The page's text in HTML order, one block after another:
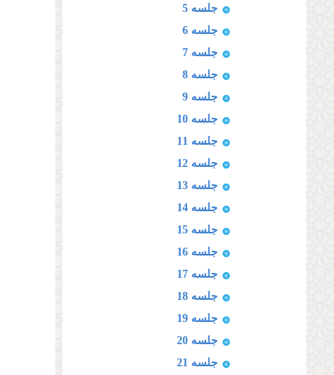
جلسه 5
جلسه 6
جلسه 7
جلسه 8
جلسه 9
جلسه 10
جلسه 11
جلسه 12
جلسه 13
جلسه 14
جلسه 15
جلسه 16
جلسه 17
جلسه 18
جلسه 19
جلسه 20
جلسه 21